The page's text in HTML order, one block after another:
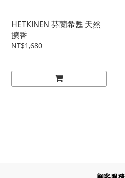
HETKINEN 芬蘭希甦 天然
擴香
NT$1,680